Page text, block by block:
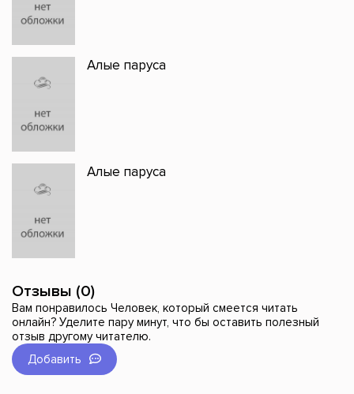
Алые паруса
Алые паруса
Отзывы (0)
Вам понравилось Человек, который смеется читать
онлайн? Уделите пару минут, что бы оставить полезный
отзыв другому читателю.
Добавить